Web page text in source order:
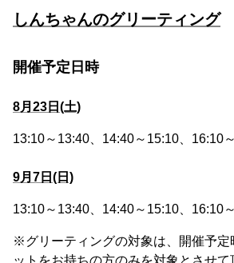
しんちゃんのグリーティング
開催予定日時
8月23日(土)
13:10～13:40、14:40～15:10、16:10
9月7日(日)
13:10～13:40、14:40～15:10、16:10
※グリーティングの対象は、開催予定
ットをお持ちの方のみを対象とさせて